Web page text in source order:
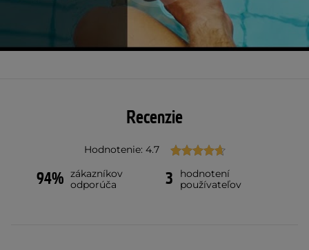
Recenzie
Hodnotenie: 4.7
94% zákazníkov
odporúča
3
hodnotení
používateľov